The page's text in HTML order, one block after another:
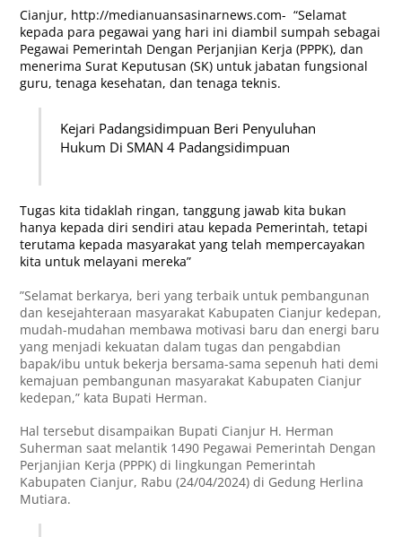
Cianjur, http://medianuansasinarnews.com- “Selamat
kepada para pegawai yang hari ini diambil sumpah sebagai
Pegawai Pemerintah Dengan Perjanjian Kerja (PPPK), dan
menerima Surat Keputusan (SK) untuk jabatan fungsional
guru, tenaga kesehatan, dan tenaga teknis.
Kejari Padangsidimpuan Beri Penyuluhan
Hukum Di SMAN 4 Padangsidimpuan
Tugas kita tidaklah ringan, tanggung jawab kita bukan
hanya kepada diri sendiri atau kepada Pemerintah, tetapi
terutama kepada masyarakat yang telah mempercayakan
kita untuk melayani mereka”
”Selamat berkarya, beri yang terbaik untuk pembangunan
dan kesejahteraan masyarakat Kabupaten Cianjur kedepan,
mudah-mudahan membawa motivasi baru dan energi baru
yang menjadi kekuatan dalam tugas dan pengabdian
bapak/ibu untuk bekerja bersama-sama sepenuh hati demi
kemajuan pembangunan masyarakat Kabupaten Cianjur
kedepan,” kata Bupati Herman.
Hal tersebut disampaikan Bupati Cianjur H. Herman
Suherman saat melantik 1490 Pegawai Pemerintah Dengan
Perjanjian Kerja (PPPK) di lingkungan Pemerintah
Kabupaten Cianjur, Rabu (24/04/2024) di Gedung Herlina
Mutiara.